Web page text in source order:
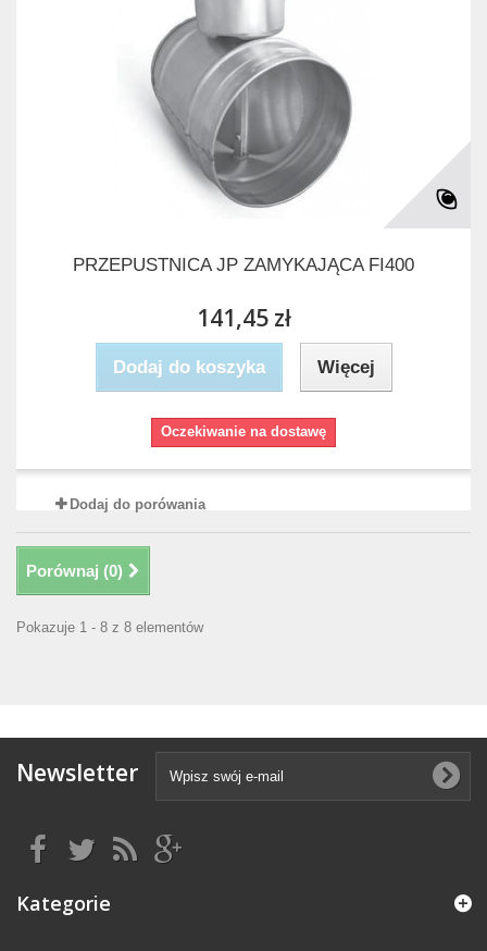
PRZEPUSTNICA JP ZAMYKAJĄCA FI400
141,45 zł
Dodaj do koszyka Więcej
Oczekiwanie na dostawę
Dodaj do porówania
Porównaj (0)
Pokazuje 1 - 8 z 8 elementów
Newsletter
Kategorie